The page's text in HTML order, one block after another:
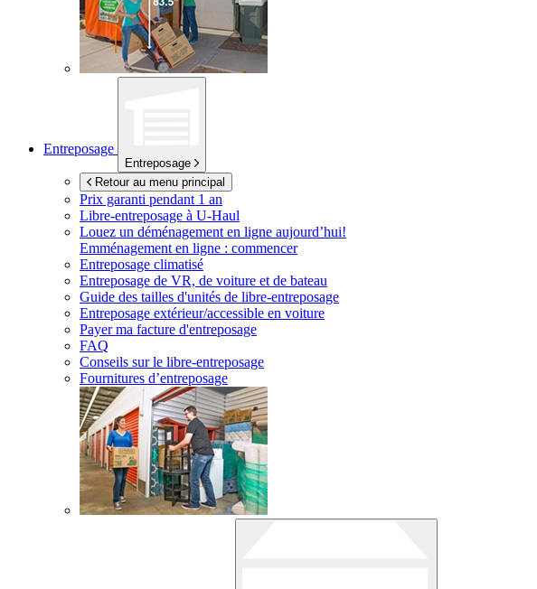
Entreposage
Entreposage
Retour au menu principal
Prix garanti pendant 1 an
Libre-entreposage à U-Haul
Louez un déménagement en ligne aujourd’hui!
Emménagement en ligne : commencer
Entreposage climatisé
Entreposage de VR, de voiture et de bateau
Guide des tailles d'unités de libre-entreposage
Entreposage extérieur/accessible en voiture
Payer ma facture d'entreposage
FAQ
Conseils sur le libre-entreposage
Fournitures d’entreposage